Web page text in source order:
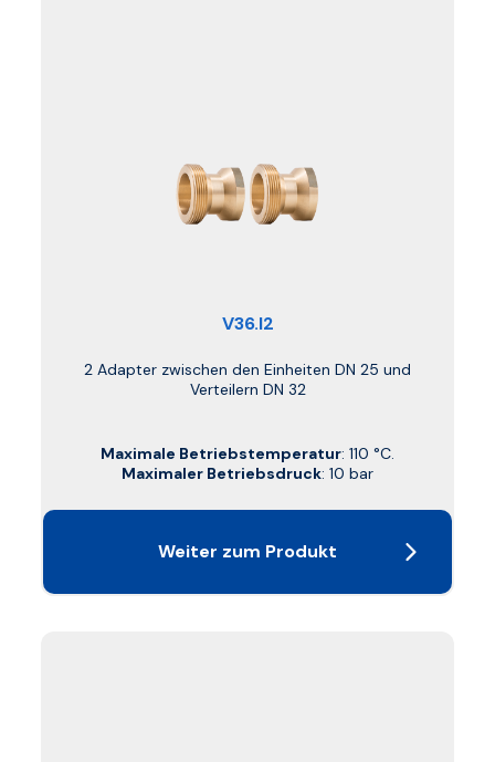
V36.I2
2 Adapter zwischen den Einheiten DN 25 und
Verteilern DN 32
Maximale Betriebstemperatur: 110 °C.
Maximaler Betriebsdruck: 10 bar
Weiter zum Produkt